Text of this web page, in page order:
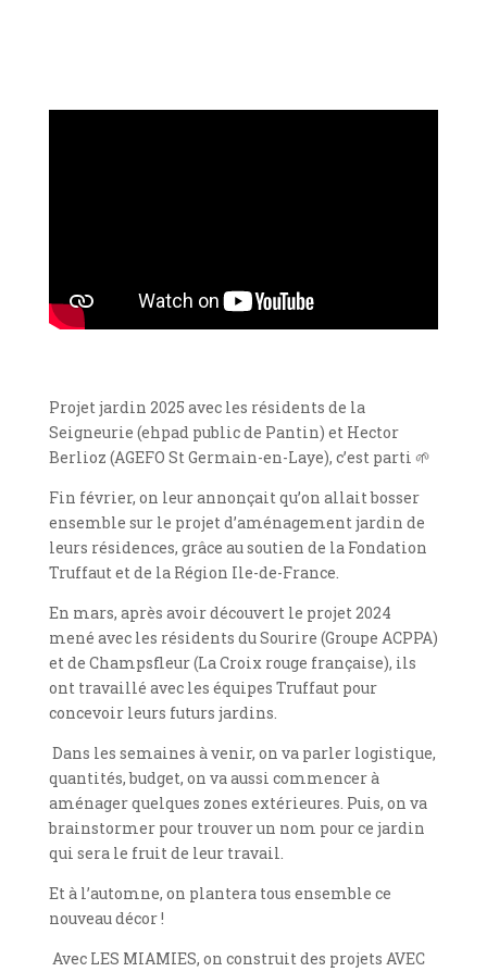
Projet jardin 2025 avec les résidents de la
Seigneurie (ehpad public de Pantin) et Hector
Berlioz (AGEFO St Germain-en-Laye), c’est parti 🌱
Fin février, on leur annonçait qu’on allait bosser
ensemble sur le projet d’aménagement jardin de
leurs résidences, grâce au soutien de la Fondation
Truffaut et de la Région Ile-de-France.
En mars, après avoir découvert le projet 2024
mené avec les résidents du Sourire (Groupe ACPPA)
et de Champsfleur (La Croix rouge française), ils
ont travaillé avec les équipes Truffaut pour
concevoir leurs futurs jardins.
Dans les semaines à venir, on va parler logistique,
quantités, budget, on va aussi commencer à
aménager quelques zones extérieures. Puis, on va
brainstormer pour trouver un nom pour ce jardin
qui sera le fruit de leur travail.
Et à l’automne, on plantera tous ensemble ce
nouveau décor !
Avec LES MIAMIES, on construit des projets AVEC